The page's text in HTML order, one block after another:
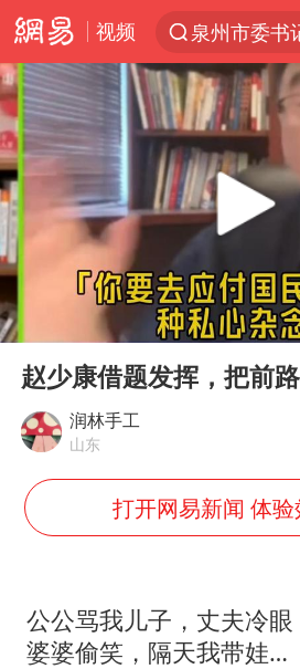
视频
泉州市委书
四川宜宾高
秋天的第一
38岁演员求
美股存储板
Play
赵少康借题发挥，把前路
润林手工
山东
打开网易新闻 体
公公骂我儿子，丈夫冷眼
婆婆偷笑，隔天我带娃改